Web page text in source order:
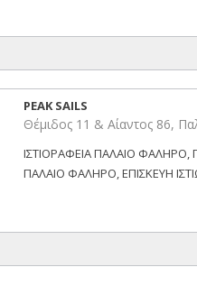
PEAK SAILS
Θέμιδος 11 & Αίαντος 86,
ΙΣΤΙΟΡΑΦΕΙΑ ΠΑΛΑΙΟ ΦΑΛΗΡΟ,
ΠΑΛΑΙΟ ΦΑΛΗΡΟ, ΕΠΙΣΚΕΥΗ